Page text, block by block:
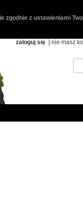
zgodnie z ustawieniami
zaloguj się | nie masz